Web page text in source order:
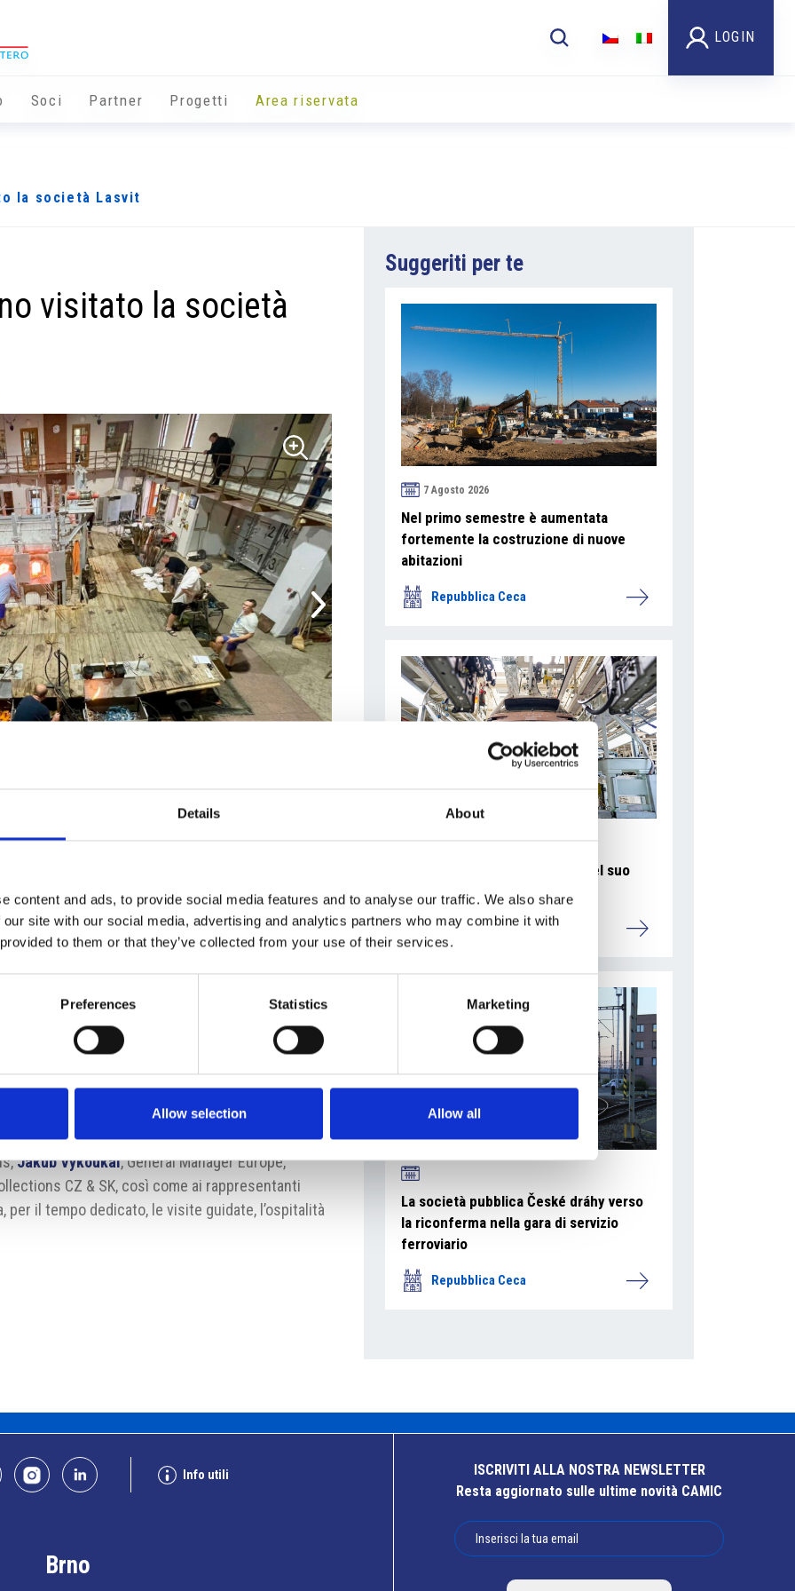
Details About
content and ads, to provide social media features and to analyse our traffic. We also share
site with our social media, advertising and analytics partners who may combine it with
to them or that they’ve collected from your use of their services.
Preferences Statistics Marketing
Allow selection Allow all
LOGIN
Soci Partner Progetti Area riservata
la società Lasvit
visitato la società
Italo-Ceca hanno visitato venerdì 11
da vicino la contemporanea produzione
più importanti e innovative nel settore della
design sono ben rappresentate
anche in Italia. I soci hanno visitato la vetreria
e poi il Lasvit Glass House di Nový Bor
più antichi insediati in Boemia. Dal
di ristrutturazione causati dalla concorrenza a
dal forte rialzo dei costi di energia, che ha
Lasvit ha saputo affrontare questi momenti
valore aggiunto.
di Lasvit, in particolareGianandrea
Jakub Vykoukal, General Manager Europe,
CZ & SK, così come ai rappresentanti
per il tempo dedicato, le visite guidate, l’ospitalità
Suggeriti per te
7 Agosto 2026
Nel primo semestre è aumentata
fortemente la costruzione di nuove
abitazioni
Repubblica Ceca
La Škoda avvia la produzione del suo
SUV Peaq
Repubblica Ceca
La società pubblica České dráhy verso
la riconferma nella gara di servizio
ferroviario
Repubblica Ceca
Info utili
Brno
ISCRIVITI ALLA NOSTRA NEWSLETTER
Resta aggiornato sulle ultime novità CAMIC